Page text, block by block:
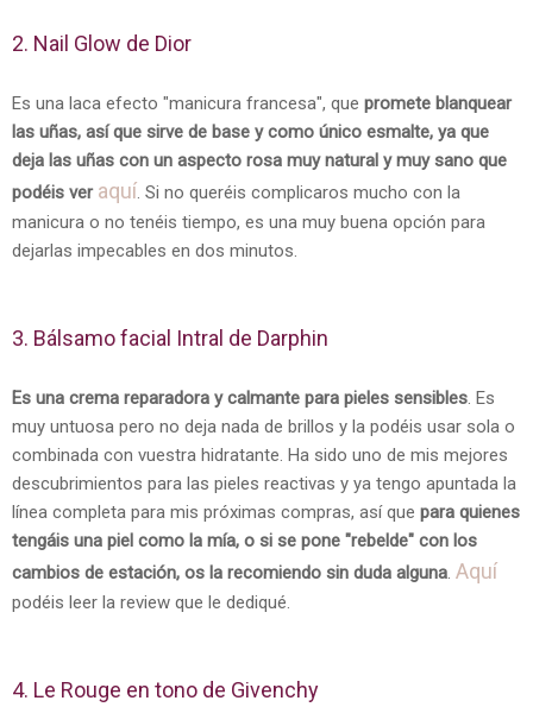
2. Nail Glow de Dior
Es una laca efecto "manicura francesa", que promete blanquear
las uñas, así que sirve de base y como único esmalte, ya que
deja las uñas con un aspecto rosa muy natural y muy sano que
podéis ver aquí. Si no queréis complicaros mucho con la
manicura o no tenéis tiempo, es una muy buena opción para
dejarlas impecables en dos minutos.
3. Bálsamo facial Intral de Darphin
Es una crema reparadora y calmante para pieles sensibles. Es
muy untuosa pero no deja nada de brillos y la podéis usar sola o
combinada con vuestra hidratante. Ha sido uno de mis mejores
descubrimientos para las pieles reactivas y ya tengo apuntada la
línea completa para mis próximas compras, así que para quienes
tengáis una piel como la mía, o si se pone "rebelde" con los
cambios de estación, os la recomiendo sin duda alguna. Aquí
podéis leer la review que le dediqué.
4. Le Rouge en tono de Givenchy